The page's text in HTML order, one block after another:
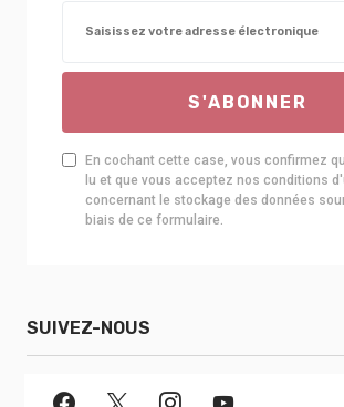
S'ABONNER
En cochant cette case, vous confirmez
lu et que vous acceptez nos conditions
concernant le stockage des données
biais de ce formulaire.
SUIVEZ-NOUS